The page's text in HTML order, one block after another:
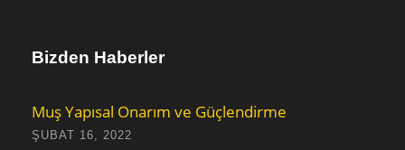
Bizden Haberler
Muş Yapısal Onarım ve Güçlendirme
ŞUBAT 16, 2022